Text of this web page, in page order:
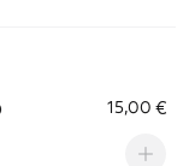
15,00 €